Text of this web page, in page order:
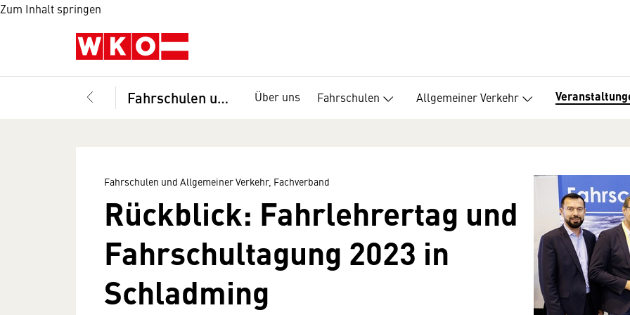
Zum Inhalt springen
Fahrschulen und Allgemeiner Verkehr, Fachverband Über uns Fahrschulen Allgemeiner Verkehr
Fahrschulen und Allgemeiner Verkehr, Fachverband
Rückblick: Fahrlehrertag und
Fahrschultagung 2023 in
Schladming